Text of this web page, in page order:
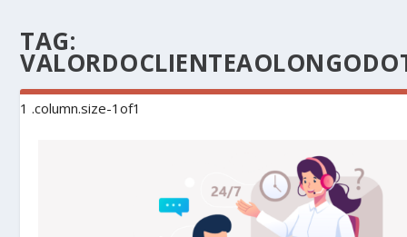
TAG: